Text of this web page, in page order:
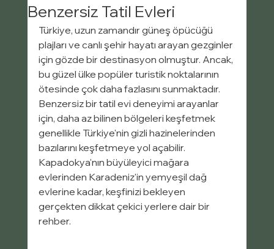
Benzersiz Tatil Evleri
Türkiye, uzun zamandır güneş öpücüğü
plajları ve canlı şehir hayatı arayan gezginler
için gözde bir destinasyon olmuştur. Ancak,
bu güzel ülke popüler turistik noktalarının
ötesinde çok daha fazlasını sunmaktadır.
Benzersiz bir tatil evi deneyimi arayanlar
için, daha az bilinen bölgeleri keşfetmek
genellikle Türkiye'nin gizli hazinelerinden
bazılarını keşfetmeye yol açabilir.
Kapadokya'nın büyüleyici mağara
evlerinden Karadeniz'in yemyeşil dağ
evlerine kadar, keşfinizi bekleyen
gerçekten dikkat çekici yerlere dair bir
rehber.